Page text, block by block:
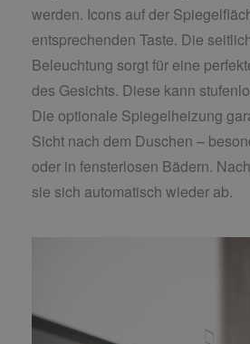
werden. Icons auf der
entsprechenden Taste. Die
Beleuchtung sorgt für eine
des Gesichts. Diese kann
Die optionale Spiegelheizung
Sicht nach dem Duschen –
oder in fensterlosen Bädern.
sie sich automatisch wieder ab.